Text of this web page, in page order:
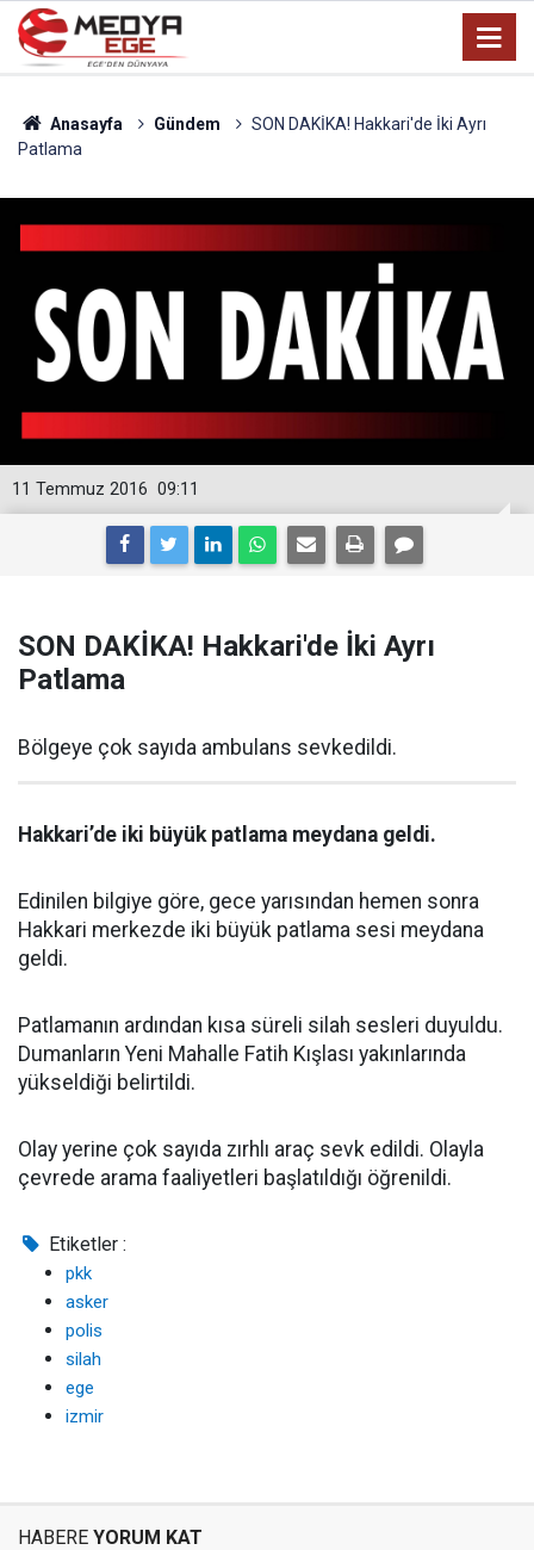
Anasayfa Gündem
SON DAKİKA! Hakkari'de İki Ayrı
Patlama
09:11
11 Temmuz 2016
SON DAKİKA! Hakkari'de İki Ayrı
Patlama
Bölgeye çok sayıda ambulans sevkedildi.
Hakkari’de iki büyük patlama meydana geldi.
Edinilen bilgiye göre, gece yarısından hemen sonra
Hakkari merkezde iki büyük patlama sesi meydana
geldi.
Patlamanın ardından kısa süreli silah sesleri duyuldu.
Dumanların Yeni Mahalle Fatih Kışlası yakınlarında
yükseldiği belirtildi.
Olay yerine çok sayıda zırhlı araç sevk edildi. Olayla
çevrede arama faaliyetleri başlatıldığı öğrenildi.
Etiketler :
pkk
asker
polis
silah
ege
izmir
HABERE YORUM KAT